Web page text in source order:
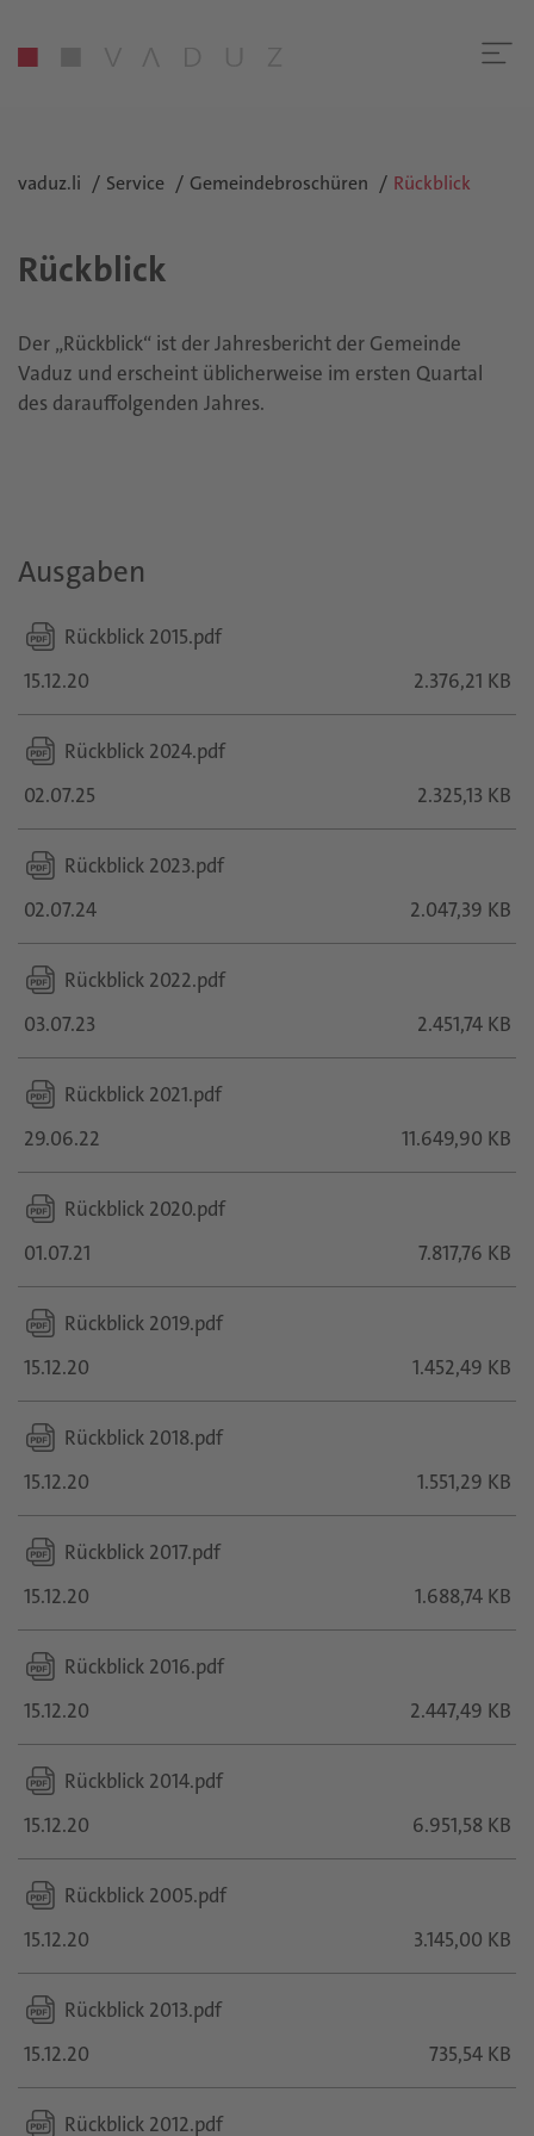
vaduz.li Service Gemeindebroschüren Rückblick
Rückblick
Der „Rückblick“ ist der Jahresbericht der Gemeinde
Vaduz und erscheint üblicherweise im ersten Quartal
des darauffolgenden Jahres.
Ausgaben
Rückblick 2015.pdf
15.12.20
2.376,21 KB
Rückblick 2024.pdf
02.07.25
2.325,13 KB
Rückblick 2023.pdf
02.07.24
2.047,39 KB
Rückblick 2022.pdf
03.07.23
2.451,74 KB
Rückblick 2021.pdf
29.06.22
11.649,90 KB
Rückblick 2020.pdf
01.07.21
7.817,76 KB
Rückblick 2019.pdf
15.12.20
1.452,49 KB
Rückblick 2018.pdf
15.12.20
1.551,29 KB
Rückblick 2017.pdf
15.12.20
1.688,74 KB
Rückblick 2016.pdf
15.12.20
2.447,49 KB
Rückblick 2014.pdf
15.12.20
6.951,58 KB
Rückblick 2005.pdf
15.12.20
3.145,00 KB
Rückblick 2013.pdf
15.12.20
735,54 KB
Rückblick 2012.pdf